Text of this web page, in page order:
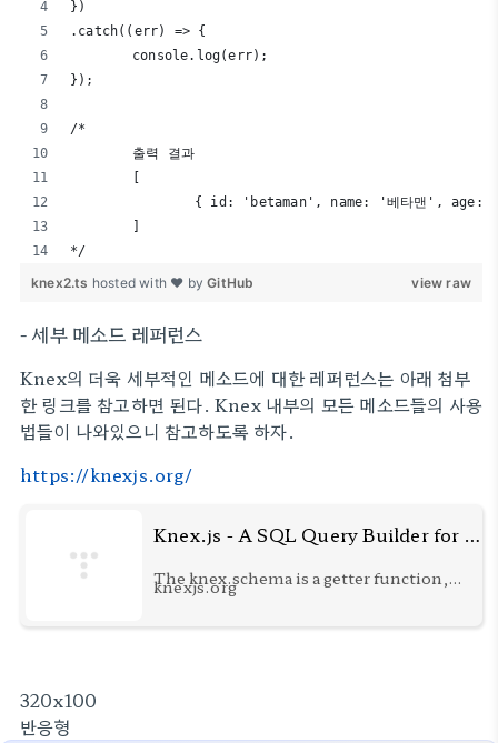
})
.catch((err) => {
	console.log(err);
});
/*
	출력 결과
{ id: 'betaman', name: '베타맨', age:
*/
view raw
knex2.ts hosted with ❤ byGitHub
- 세부 메소드 레퍼런스
Knex의 더욱 세부적인 메소드에 대한 레퍼런스는 아래 첨부
한 링크를 참고하면 된다. Knex 내부의 모든 메소드들의 사용
법들이 나와있으니 참고하도록 하자.
https://knexjs.org/
Knex.js - A SQL Query Builder for Javascript
The knex.schema is a getter function,
which returns a stateful object
knexjs.org
320x100
반응형